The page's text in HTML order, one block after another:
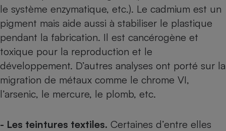
le système enzymatique, etc.). Le cadmium est un
pigment mais aide aussi à stabiliser le plastique
pendant la fabrication. Il est cancérogène et
toxique pour la reproduction et le
développement. D’autres analyses ont porté sur la
migration de métaux comme le chrome VI,
l’arsenic, le mercure, le plomb, etc.
- Les teintures textiles. Certaines d’entre elles
Robot ménager